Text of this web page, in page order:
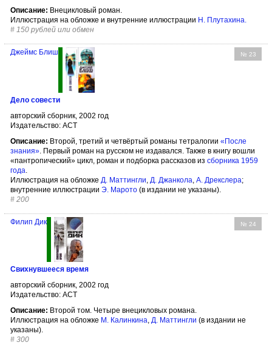
Описание: Внецикловый роман.
Иллюстрация на обложке и внутренние иллюстрации Н. Плутахина.
# 150 рублей или обмен
№ 23
Джеймс Блиш
Дело совести
авторский сборник, 2002 год
Издательство: АСТ
Описание: Второй, третий и четвёртый романы тетралогии «После
знания» . Первый роман на русском не издавался. Также в книгу вошли
«пантропический» цикл, роман и подборка рассказов из сборника 1959
года
Иллюстрация на обложке Д. Маттингли Д. Джанкола А. Дрекслера;
внутренние иллюстрации Э. Марото (в издании не указаны).
# 200
№ 24
Филип Дик
Свихнувшееся время
авторский сборник, 2002 год
Издательство: АСТ
Описание: Второй том. Четыре внецикловых романа.
Иллюстрация на обложке М. Калинкина, Д. Маттингли (в издании не
указаны).
# 300